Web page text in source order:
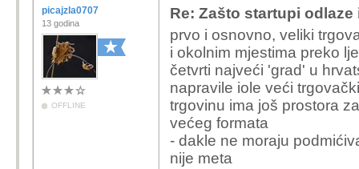
poduzetnikom, da se
postarom, i da mu
I to sve izlazi po
Odjednom zivot se
sretnijim vremenima.
Hoces li se s rogatim
picajzla0707
13 godina
OFFLINE
Re: Zašto startupi
prvo i osnovno, veliki
i okolnim mjestima preko
četvrti najveći 'grad' u
napravile iole veći
trgovinu ima još prostora
većeg formata
- dakle ne moraju
nije meta